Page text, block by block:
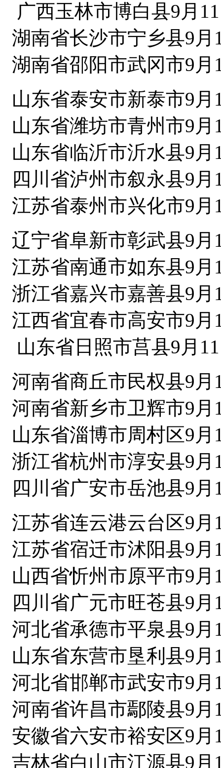
广西玉林市博白县9
湖南省长沙市宁乡县9
湖南省邵阳市武冈市9
山东省泰安市新泰市9
山东省潍坊市青州市9
山东省临沂市沂水县9
四川省泸州市叙永县9
江苏省泰州市兴化市9
辽宁省阜新市彰武县9
江苏省南通市如东县9
浙江省嘉兴市嘉善县9
江西省宜春市高安市9
山东省日照市莒县9
河南省商丘市民权县9
河南省新乡市卫辉市9
山东省淄博市周村区9
浙江省杭州市淳安县9
四川省广安市岳池县9
江苏省连云港云台区9
江苏省宿迁市沭阳县9
山西省忻州市原平市9
四川省广元市旺苍县9
河北省承德市平泉县9
山东省东营市垦利县9
河北省邯郸市武安市9
河南省许昌市鄢陵县9
安徽省六安市裕安区9
吉林省白山市江源县9